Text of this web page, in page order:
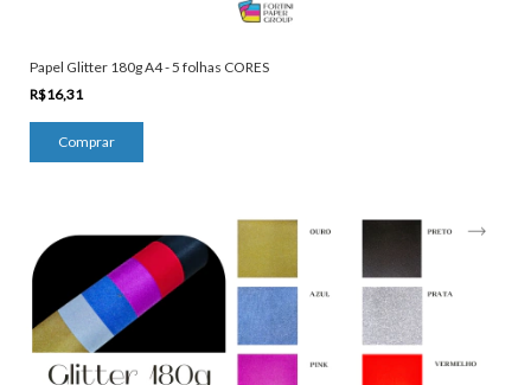
Papel Glitter 180g A4 - 5 folhas CORES
R$16,31
Comprar